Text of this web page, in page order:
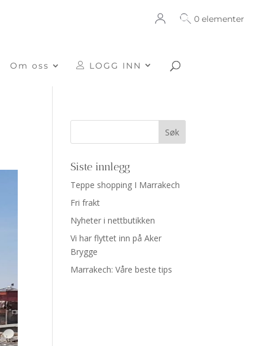
0 elementer
Om oss LOGG INN
Siste innlegg
Teppe shopping I Marrakech
Fri frakt
Nyheter i nettbutikken
Vi har flyttet inn på Aker
Brygge
Marrakech: Våre beste tips